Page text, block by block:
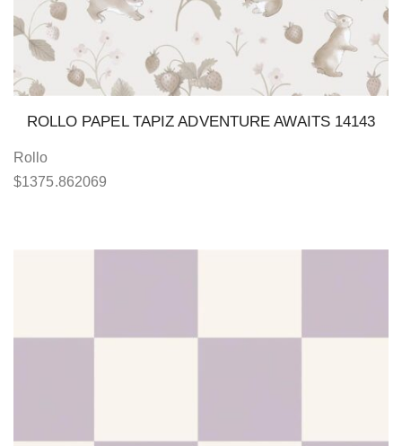
ROLLO PAPEL TAPIZ ADVENTURE AWAITS 14143
Rollo
$1375.862069